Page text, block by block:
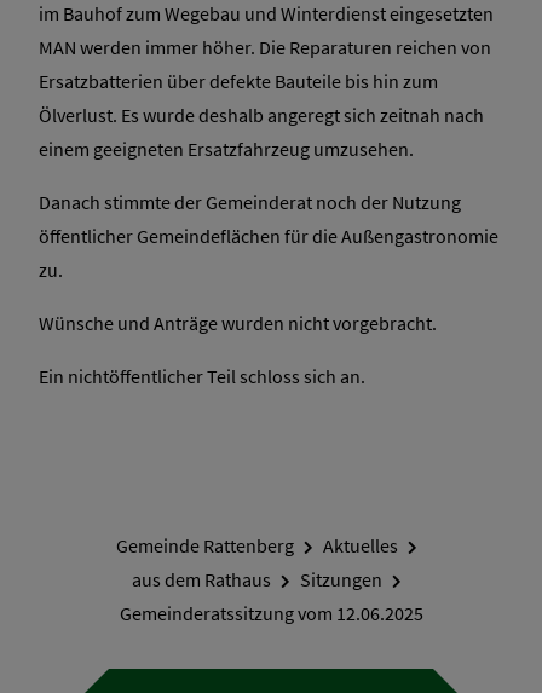
im Bauhof zum Wegebau und Winterdienst eingesetzten
MAN werden immer höher. Die Reparaturen reichen von
Ersatzbatterien über defekte Bauteile bis hin zum
Ölverlust. Es wurde deshalb angeregt sich zeitnah nach
einem geeigneten Ersatzfahrzeug umzusehen.
Danach stimmte der Gemeinderat noch der Nutzung
öffentlicher Gemeindeflächen für die Außengastronomie
zu.
Wünsche und Anträge wurden nicht vorgebracht.
Ein nichtöffentlicher Teil schloss sich an.
Gemeinde Rattenberg
Aktuelles
aus dem Rathaus
Sitzungen
Gemeinderatssitzung vom 12.06.2025